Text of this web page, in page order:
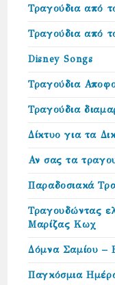
Τραγούδια από
Τραγούδια από
Disney Songs
Τραγούδια
Τραγούδια
Δίκτυο για τα
Αν σας τα
Παραδοσιακά
Τραγουδώντας
Μαρίζας Κωχ
Δόμνα Σαμίου –
Παγκόσμια